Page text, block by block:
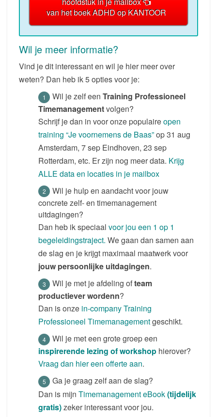
van het boek ADHD op KANTOOR
Wil je meer informatie?
Vind je dit interessant en wil je hier meer over
weten? Dan heb ik 5 opties voor je:
Wil je zelf een Training Professioneel
Timemanagementvolgen?
Schrijf je dan in voor onze populaireopen
training “Je voornemens de Baas”op 31 aug
Amsterdam, 7 sep Eindhoven, 23 sep
Rotterdam, etc. Er zijn nog meer data. Krijg
ALLE data en locaties in je mailbox
Wil je hulp en aandacht voor jouw
concrete zelf- en timemanagement
uitdagingen?
Dan heb ik speciaal voor jou een 1 op 1
begeleidingstraject. We gaan dan samen aan
de slag en je krijgt maximaal maatwerk voor
jouw persoonlijke uitdagingen.
Wil je met je afdeling ofteam
productiever wordenn?
Dan is onze in-company Training
Professioneel Timemanagementgeschikt.
Wil je met een grote groep een
inspirerende lezing of workshop hierover?
Vraag dan hier een offerte aan.
Ga je graag zelf aan de slag?
Dan is mijn Timemanagement eBook(tijdelijk
gratis)zeker interessant voor jou.